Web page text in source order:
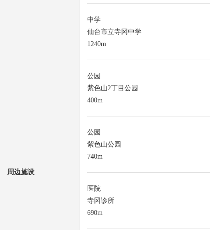
周边施设
中学
仙台市立寺冈中学
1240m
公园
紫色山2丁目公园
400m
公园
紫色山公园
740m
医院
寺冈诊所
690m